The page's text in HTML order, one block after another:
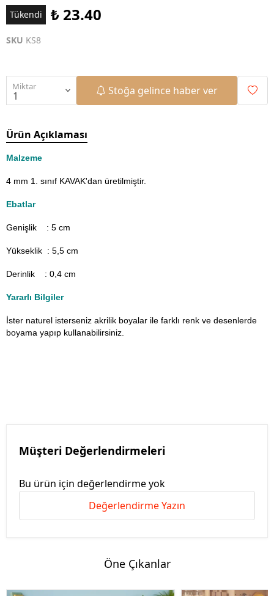
Tükendi ₺ 23.40
SKU KS8
Miktar Stoğa gelince haber ver
Ürün Açıklaması
Malzeme
4 mm 1. sınıf KAVAK'dan üretilmiştir.
Ebatlar
Genişlik : 5 cm
Yükseklik : 5,5 cm
Derinlik : 0,4 cm
Yararlı Bilgiler
İster naturel isterseniz akrilik boyalar ile farklı renk ve desenlerde
boyama yapıp kullanabilirsiniz.
Müşteri Değerlendirmeleri
Bu ürün için değerlendirme yok
Değerlendirme Yazın
Öne Çıkanlar